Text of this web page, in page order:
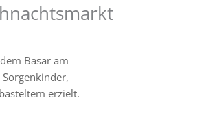
Basar am
erzielt.